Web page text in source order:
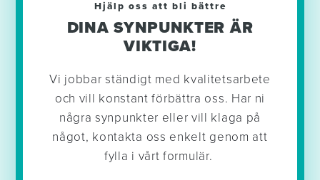
Hjälp oss att bli bättre
DINA SYNPUNKTER ÄR
VIKTIGA!
Vi jobbar ständigt med kvalitetsarbete
och vill konstant förbättra oss. Har ni
några synpunkter eller vill klaga på
något, kontakta oss enkelt genom att
fylla i vårt formulär.